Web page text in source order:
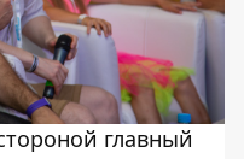
главный